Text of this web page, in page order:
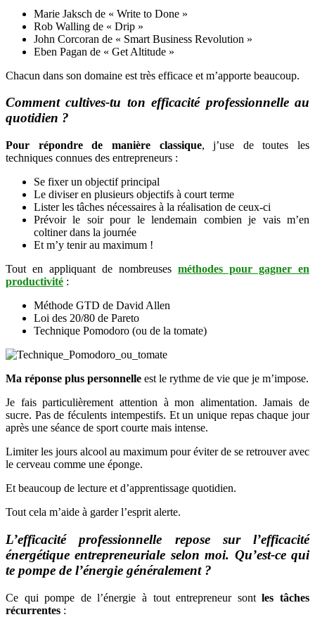
Marie Jaksch de « Write to Done »
Rob Walling de « Drip »
John Corcoran de « Smart Business Revolution »
Eben Pagan de « Get Altitude »
Chacun dans son domaine est très efficace et m’apporte beaucoup.
Comment cultives-tu ton efficacité professionnelle au
quotidien ?
Pour répondre de manière classique, j’use de toutes les
techniques connues des entrepreneurs :
Se fixer un objectif principal
Le diviser en plusieurs objectifs à court terme
Lister les tâches nécessaires à la réalisation de ceux-ci
Prévoir le soir pour le lendemain combien je vais m’en
coltiner dans la journée
Et m’y tenir au maximum !
Tout en appliquant de nombreuses méthodes pour gagner en
productivité :
Méthode GTD de David Allen
Loi des 20/80 de Pareto
Technique Pomodoro (ou de la tomate)
Ma réponse plus personnelle est le rythme de vie que je m’impose.
Je fais particulièrement attention à mon alimentation. Jamais de
sucre. Pas de féculents intempestifs. Et un unique repas chaque jour
après une séance de sport courte mais intense.
Limiter les jours alcool au maximum pour éviter de se retrouver avec
le cerveau comme une éponge.
Et beaucoup de lecture et d’apprentissage quotidien.
Tout cela m’aide à garder l’esprit alerte.
L’efficacité professionnelle repose sur l’efficacité
énergétique entrepreneuriale selon moi. Qu’est-ce qui
te pompe de l’énergie généralement ?
Ce qui pompe de l’énergie à tout entrepreneur sontles tâches
récurrentes :